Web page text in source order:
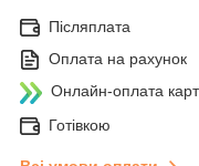
Післяплата
Оплата на рахунок
Онлайн-оплата
Готівкою